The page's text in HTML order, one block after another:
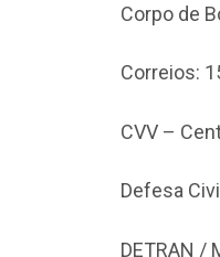
Corpo de
Correios:
CVV –
Defesa
DETRAN /